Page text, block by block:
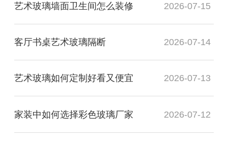
艺术玻璃墙面卫生间怎么装修 2026-07-15
客厅书桌艺术玻璃隔断 2026-07-14
艺术玻璃如何定制好看又便宜 2026-07-13
家装中如何选择彩色玻璃厂家 2026-07-12